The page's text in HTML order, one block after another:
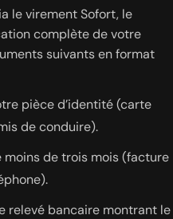
le virement Sofort, le
complète de votre
suivants en format
pièce d’identité (carte
de conduire).
de trois mois (facture
relevé bancaire montrant le